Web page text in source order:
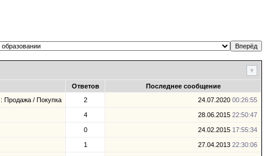
Ответов
Последнее сообщение
Продажа / Покупка
2 24.07.2020 00:26:55
4 28.06.2015 22:50:47
0 24.02.2015 17:55:34
1 27.04.2013 22:30:06